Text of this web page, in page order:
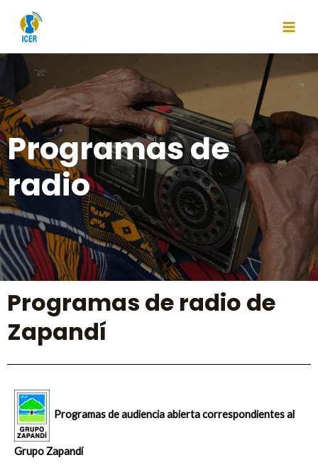
Programas de
radio
Programas de radio de
Zapandí
Programas de audiencia abierta correspondientes al
Grupo Zapandí